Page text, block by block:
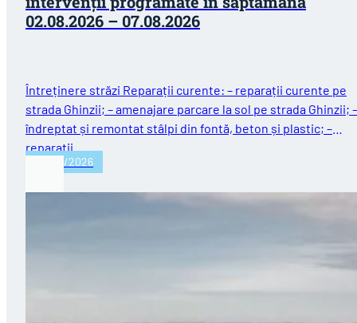
02.08.2026 – 07.08.2026
Întreținere străzi Reparații curente: – reparații curente pe
strada Ghinzii; – amenajare parcare la sol pe strada Ghinzii; –
îndreptat și remontat stâlpi din fontă, beton și plastic; –
reparații…
03/08/2026